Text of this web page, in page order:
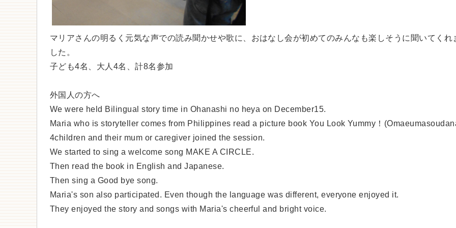
マリアさんの明るく元気な声での読み聞かせや歌に、おはなし会が初めてのみんなも楽しそうに聞いてくれ
した。
子ども4名、大人4名、計8名参加
外国人の方へ
We were held Bilingual story time in Ohanashi no heya on December15.
Maria who is storyteller comes from Philippines read a picture book You Look Yummy！
4children and their mum or caregiver joined the session.
We started to sing a welcome song MAKE A CIRCLE.
Then read the book in English and Japanese.
Then sing a Good bye song.
Maria's son also participated. Even though the language was different, everyone enjoyed it.
They enjoyed the story and songs with Maria's cheerful and bright voice.